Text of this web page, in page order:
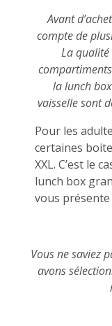
Avant
compte de
La
la lunch
vaisselle sont
Pour les
certaines
XXL. C’est le
lunch box
vous présente
Vous ne saviez
avons